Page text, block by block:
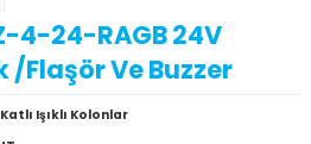
4-24-RAGB 24V
/Flaşör Ve Buzzer
Işıklı Kolonlar